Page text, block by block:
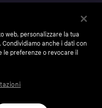
web, personalizzare la tua
anche i dati con
preferenze o revocare il